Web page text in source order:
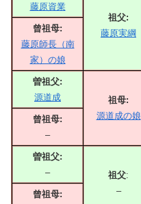
藤原資業
祖父:
藤原実綱
曾祖母:
藤原師長（南
家）の娘
曽祖父:
源道成
祖母:
源道成の娘
曾祖母:
–
曽祖父:
–
祖父:
–
曾祖母: